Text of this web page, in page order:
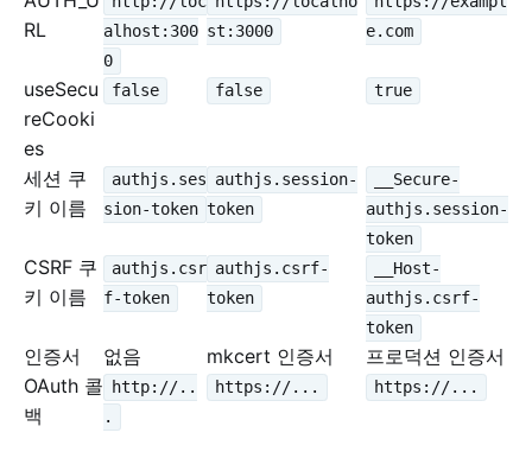
RL
alhost:300
0
st:3000
e.com
useSecu
reCooki
es
false false true
세션 쿠
키 이름
authjs.ses
sion-token
authjs.session-
token
__Secure-
authjs.session-
token
CSRF 쿠
키 이름
authjs.csr
f-token
authjs.csrf-
token
__Host-
authjs.csrf-
token
인증서 없음 mkcert 인증서
프로덕션 인증서
OAuth 콜
백
http://..
.
https://... https://...